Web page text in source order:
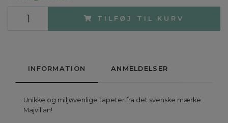
TILFØJ TIL KURV
INFORMATION ANMELDELSER
Unikke og miljøvenlige tapeter fra det svenske mærke
Majvillan!